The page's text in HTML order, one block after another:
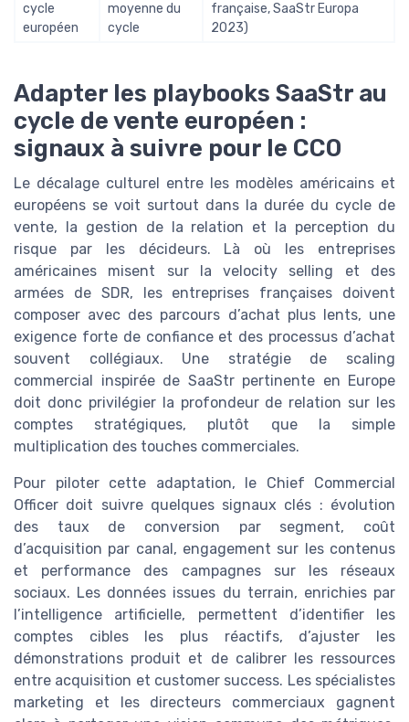
cycle
européen
moyenne du
cycle
française, SaaStr Europa
2023)
Adapter les playbooks SaaStr au
cycle de vente européen :
signaux à suivre pour le CCO
Le décalage culturel entre les modèles américains et
européens se voit surtout dans la durée du cycle de
vente, la gestion de la relation et la perception du
risque par les décideurs. Là où les entreprises
américaines misent sur la velocity selling et des
armées de SDR, les entreprises françaises doivent
composer avec des parcours d’achat plus lents, une
exigence forte de confiance et des processus d’achat
souvent collégiaux. Une stratégie de scaling
commercial inspirée de SaaStr pertinente en Europe
doit donc privilégier la profondeur de relation sur les
comptes stratégiques, plutôt que la simple
multiplication des touches commerciales.
Pour piloter cette adaptation, le Chief Commercial
Officer doit suivre quelques signaux clés : évolution
des taux de conversion par segment, coût
d’acquisition par canal, engagement sur les contenus
et performance des campagnes sur les réseaux
sociaux. Les données issues du terrain, enrichies par
l’intelligence artificielle, permettent d’identifier les
comptes cibles les plus réactifs, d’ajuster les
démonstrations produit et de calibrer les ressources
entre acquisition et customer success. Les spécialistes
marketing et les directeurs commerciaux gagnent